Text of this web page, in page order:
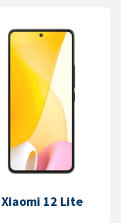
Xiaomi 12 Lite